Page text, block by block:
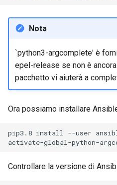
Nota
`python3-argcomplete' è
epel-release se non è
pacchetto vi aiuterà a
Ora possiamo installare
pip3.8 install --user
activate-global-python-
Controllare la versione di